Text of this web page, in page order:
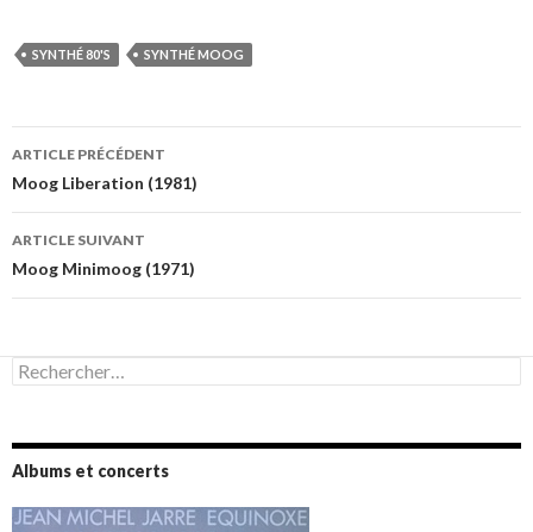
SYNTHÉ 80'S SYNTHÉ MOOG
Navigation
des
articles
ARTICLE PRÉCÉDENT
Moog Liberation (1981)
ARTICLE SUIVANT
Moog Minimoog (1971)
Rechercher :
Albums et concerts